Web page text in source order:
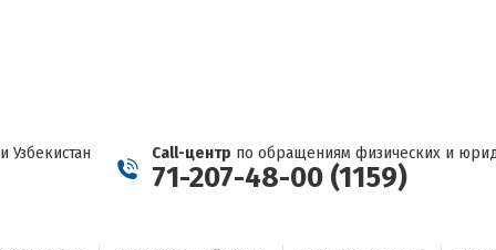
Узбекистан Call-центр по обращениям физических и
71-207-48-00 (1159)